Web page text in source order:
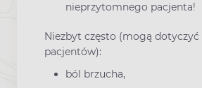
nieprzytomnego pacjenta!
Niezbyt często (mogą dotyczyć
pacjentów):
ból brzucha,